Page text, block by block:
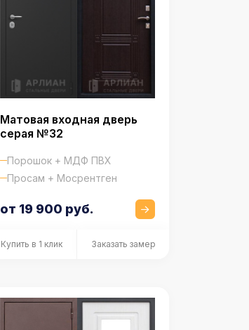
Матовая входная дверь
серая №32
Порошок + МДФ ПВХ
Просам + Мосрентген
от 19 900 руб.
Купить в 1 клик Заказать замер